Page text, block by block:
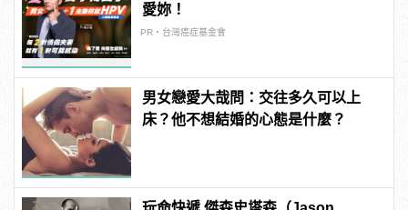
愛妳！
PR・台灣癌症基金會
男女戀愛大哉問：交往多久可以上
床？他不想結婚的心態是什麼？